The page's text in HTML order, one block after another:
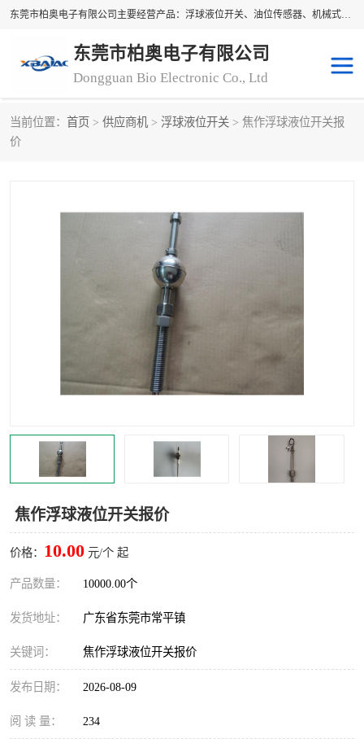
东莞市柏奥电子有限公司主要经营产品：浮球液位开关、油位传感器、机械式油表、浮球液位计、水位控制浮球阀、料位开关，水流开关、油水位控制配套仪表等。柏奥电子，您可信赖的合作伙伴
东莞市柏奥电子有限公司
Dongguan Bio Electronic Co., Ltd
当前位置： 首页 > 供应商机 > 浮球液位开关 > 焦作浮球液位开关报
价
焦作浮球液位开关报价
价格： 10.00 元/个 起
产品数量： 10000.00个
发货地址： 广东省东莞市常平镇
关键词： 焦作浮球液位开关报价
发布日期： 2026-08-09
阅 读 量： 234